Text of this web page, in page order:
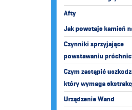
Afty
Jak powstaje kamień
Czynniki sprzyjające
powstawaniu
Czym zastąpić
który wymaga
Urządzenie Wand